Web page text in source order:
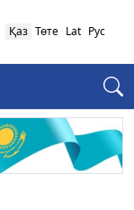
Қаз Төте Lat Рус